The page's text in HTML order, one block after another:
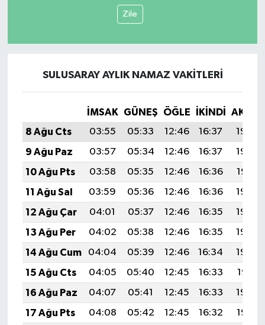
Zile
SULUSARAY AYLIK NAMAZ VAKITLERI
İMSAK GÜNEŞ ÖĞLE İKINDI
8 Ağu Cts
03:55 05:33 12:46 16:37
19:50
9 Ağu Paz
03:57 05:34 12:46 16:37
19:48
10 Ağu Pts
03:58 05:35 12:46 16:36
19:47
11 Ağu Sal
03:59 05:36 12:46 16:36
19:46
12 Ağu Çar
04:01 05:37 12:46 16:35
19:45
13 Ağu Per
04:02 05:38 12:46 16:35
19:43
14 Ağu Cum
04:04 05:39 12:46 16:34
19:42
15 Ağu Cts
04:05 05:40 12:45 16:33
19:41
16 Ağu Paz
04:07 05:41 12:45 16:33
19:39
17 Ağu Pts
04:08 05:42 12:45 16:32
19:38